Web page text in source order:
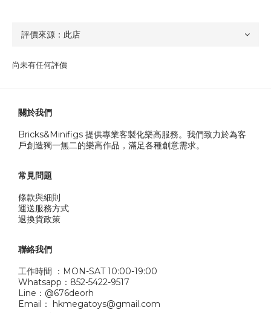
尚未有任何評價
關於我們
Bricks&Minifigs 提供專業客製化樂高服務。我們致力於為客
戶創造獨一無二的樂高作品，滿足各種創意需求。
常見問題
條款與細則
運送服務方式
退換貨政策
聯絡我們
工作時間 ：MON-SAT 10:00-19:00
Whatsapp：852-5422-9517
Line：@676deorh
Email： hkmegatoys@gmail.com